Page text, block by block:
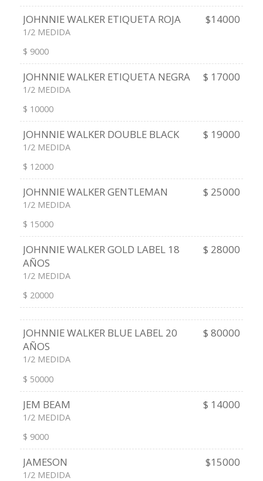
JOHNNIE WALKER ETIQUETA ROJA $14000
1/2 MEDIDA
$ 9000
JOHNNIE WALKER ETIQUETA NEGRA $ 17000
1/2 MEDIDA
$ 10000
JOHNNIE WALKER DOUBLE BLACK $ 19000
1/2 MEDIDA
$ 12000
JOHNNIE WALKER GENTLEMAN $ 25000
1/2 MEDIDA
$ 15000
JOHNNIE WALKER GOLD LABEL 18
AÑOS
$ 28000
1/2 MEDIDA
$ 20000
JOHNNIE WALKER BLUE LABEL 20
AÑOS
$ 80000
1/2 MEDIDA
$ 50000
JEM BEAM $ 14000
1/2 MEDIDA
$ 9000
JAMESON $15000
1/2 MEDIDA